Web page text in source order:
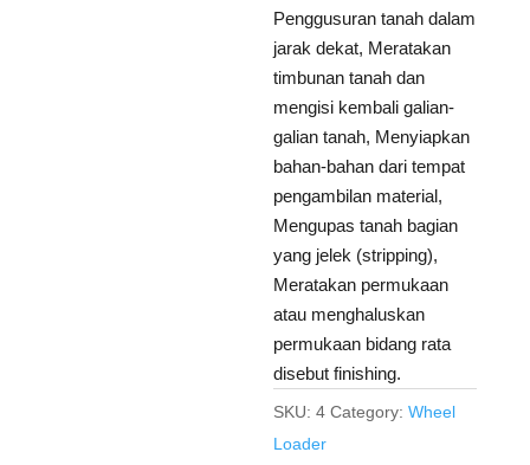
Penggusuran tanah dalam
jarak dekat, Meratakan
timbunan tanah dan
mengisi kembali galian-
galian tanah, Menyiapkan
bahan-bahan dari tempat
pengambilan material,
Mengupas tanah bagian
yang jelek (stripping),
Meratakan permukaan
atau menghaluskan
permukaan bidang rata
disebut finishing.
SKU:4 Category:Wheel
Loader